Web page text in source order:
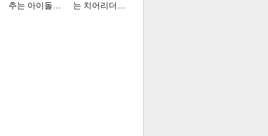
추는 아이돌…
는 치어리더…